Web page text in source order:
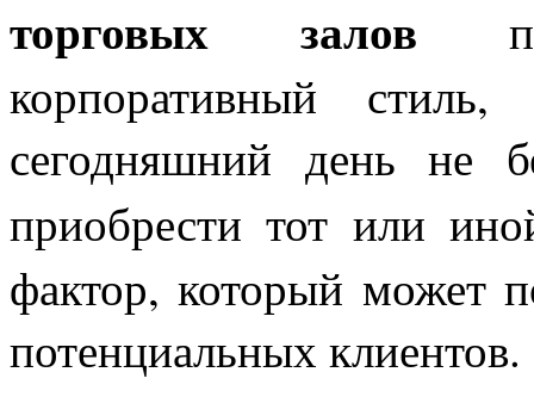
торговых залов
корпоративный
сегодняшний день не
приобрести тот или
фактор, который может
потенциальных клиентов.